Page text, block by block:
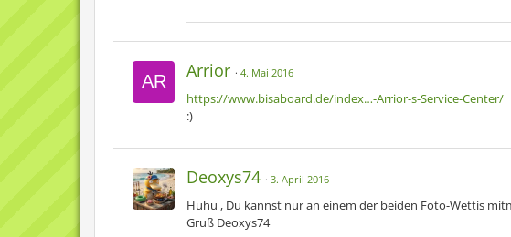
Arrior 4. Mai 2016
https://www.bisaboard.de/index…-Arrior-s-Service-Center/
:)
Deoxys74 3. April 2016
Huhu , Du kannst nur an einem der beiden Foto-Wettis
Gruß Deoxys74